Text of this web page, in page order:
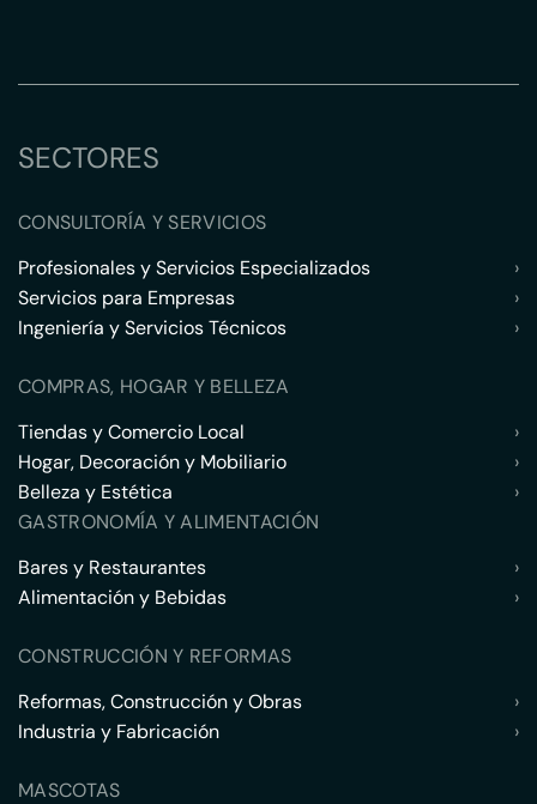
SECTORES
CONSULTORÍA Y SERVICIOS
Profesionales y Servicios Especializados
›
Servicios para Empresas
›
Ingeniería y Servicios Técnicos
›
COMPRAS, HOGAR Y BELLEZA
Tiendas y Comercio Local
›
Hogar, Decoración y Mobiliario
›
Belleza y Estética
›
GASTRONOMÍA Y ALIMENTACIÓN
Bares y Restaurantes
›
Alimentación y Bebidas
›
CONSTRUCCIÓN Y REFORMAS
Reformas, Construcción y Obras
›
Industria y Fabricación
›
MASCOTAS